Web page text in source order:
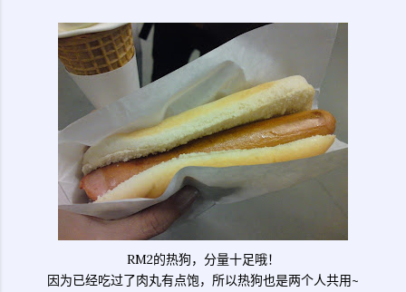
RM2的热狗，分量十足哦！
因为已经吃过了肉丸有点饱，所以热狗也是两个人共用~